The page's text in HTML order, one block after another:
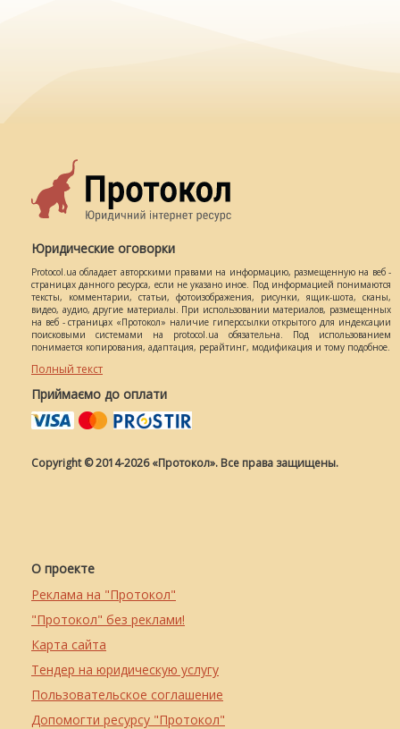
Юридические оговорки
Protocol.ua обладает авторскими правами на информацию, размещенную на веб -
страницах данного ресурса, если не указано иное. Под информацией понимаются
тексты, комментарии, статьи, фотоизображения, рисунки, ящик-шота, сканы,
видео, аудио, другие материалы. При использовании материалов, размещенных
на веб - страницах «Протокол» наличие гиперссылки открытого для индексации
поисковыми системами на protocol.ua обязательна. Под использованием
понимается копирования, адаптация, рерайтинг, модификация и тому подобное.
Полный текст
Приймаємо до оплати
Copyright © 2014-2026 «Протокол». Все права защищены.
О проекте
Реклама на "Протокол"
"Протокол" без реклами!
Карта сайта
Тендер на юридическую услугу
Пользовательское соглашение
Допомогти ресурсу "Протокол"